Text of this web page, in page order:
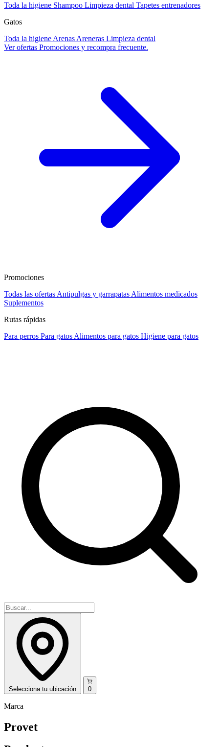
Toda la higiene Shampoo Limpieza dental Tapetes entrenadores
Gatos
Toda la higiene Arenas Areneras Limpieza dental
Ver ofertas Promociones y recompra frecuente.
Promociones
Todas las ofertas Antipulgas y garrapatas Alimentos medicados
Suplementos
Rutas rápidas
Para perros Para gatos Alimentos para gatos Higiene para gatos
Selecciona tu ubicación 0
Marca
Provet